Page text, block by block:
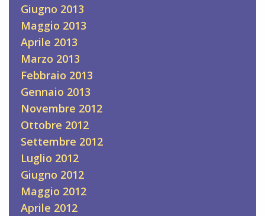
Giugno 2013
Maggio 2013
Aprile 2013
Marzo 2013
Febbraio 2013
Gennaio 2013
Novembre 2012
Ottobre 2012
Settembre 2012
Luglio 2012
Giugno 2012
Maggio 2012
Aprile 2012